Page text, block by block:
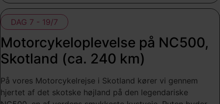
DAG 7 - 19/7
Motorcykeloplevelse på NC500,
Skotland (ca. 240 km)
På vores Motorcykelrejse i Skotland kører vi gennem
hjertet af det skotske højland på den legendariske